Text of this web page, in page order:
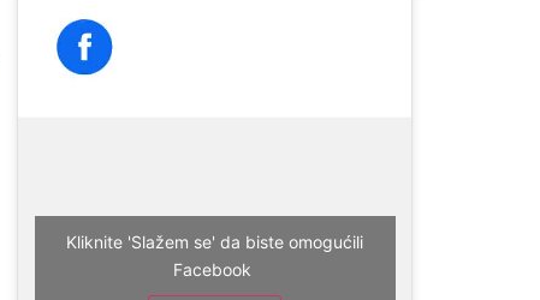
Kliknite 'Slažem se' da biste omogućili
Facebook